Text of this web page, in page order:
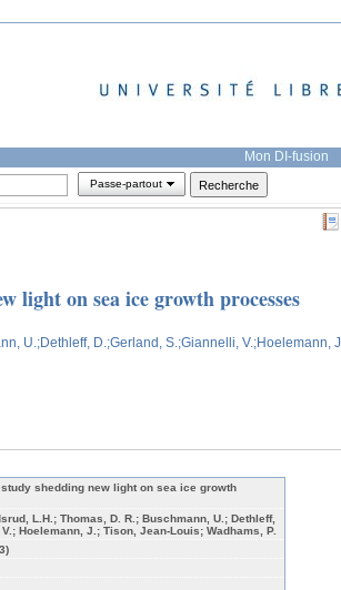
Mon DI-fusion
Passe-partout
light on sea ice growth processes
U. ;Dethleff, D. ;Gerland, S. ;Giannelli, V. ;Hoelemann, J.
shedding new light on sea ice growth
L.H.; Thomas, D. R.; Buschmann, U.; Dethleff,
Hoelemann, J.; Tison, Jean-Louis; Wadhams, P.